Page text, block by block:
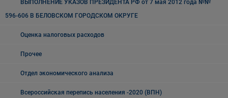
ВЫПОЛНЕНИЕ УКАЗОВ ПРЕЗИДЕНТА РФ от 7 мая 2012 года №№
596-606 В БЕЛОВСКОМ ГОРОДСКОМ ОКРУГЕ
Оценка налоговых расходов
Прочее
Отдел экономического анализа
Всероссийская перепись населения -2020 (ВПН)